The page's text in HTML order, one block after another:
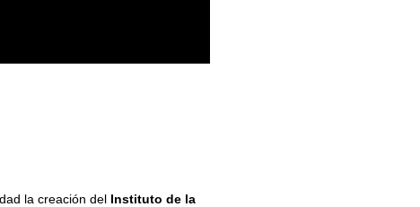
la creación del Instituto de la